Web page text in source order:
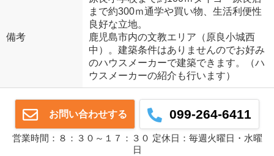
備考
まで約300ｍ通学や買い物、生活利便性
良好な立地。
鹿児島市内の文教エリア（原良小城西
中）。建築条件はありませんのでお好み
のハウスメーカーで建築できます。（ハ
ウスメーカーの紹介も行います）
お問い合わせする 099-264-6411
営業時間：８：３０～１７：３０ 定休日：毎週火曜日・水曜
日